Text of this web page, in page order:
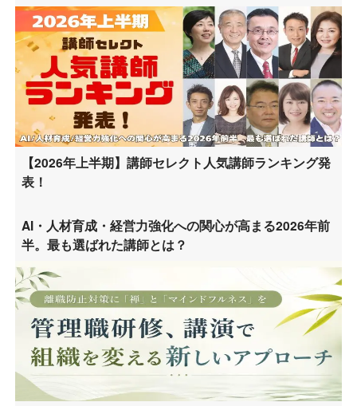
【2026年上半期】講師セレクト人気講師ランキング発
表！
AI・人材育成・経営力強化への関心が高まる2026年前
半。最も選ばれた講師とは？